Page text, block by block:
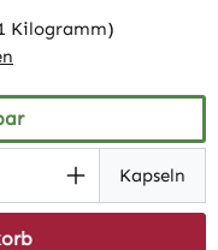
Kilogramm)
Kapseln